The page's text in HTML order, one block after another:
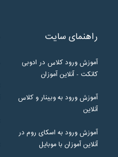
راهنمای سایت
آموزش ورود کلاس در ادوبی
کانکت - آنلاین آموزان
آموزش ورود به وبینار و کلاس
آنلاین
آموزش ورود به اسکای روم در
آنلاین آموزان با موبایل